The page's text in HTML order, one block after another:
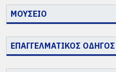
ΜΟΥΣΕΙΟ
ΕΠΑΓΓΕΛΜΑΤΙΚΟΣ ΟΔΗΓΟΣ